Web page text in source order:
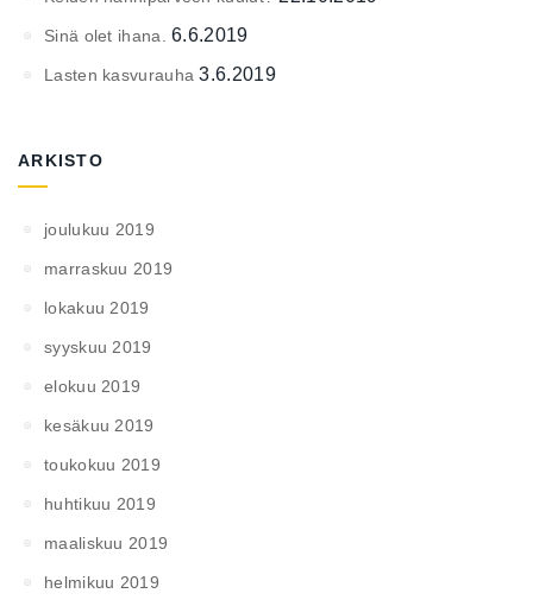
Sinä olet ihana. 6.6.2019
Lasten kasvurauha 3.6.2019
ARKISTO
joulukuu 2019
marraskuu 2019
lokakuu 2019
syyskuu 2019
elokuu 2019
kesäkuu 2019
toukokuu 2019
huhtikuu 2019
maaliskuu 2019
helmikuu 2019